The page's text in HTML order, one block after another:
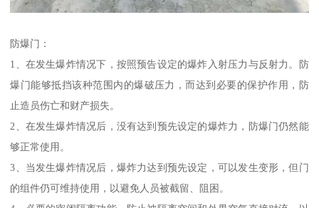
防爆门：
1、在发生爆炸情况下，按照预告设定的爆炸入射压力与反射力。防
爆门能够抵挡该种范围内的爆破压力，而达到必要的保护作用，防
止造员伤亡和财产损失。
2、在发生爆炸情况后，没有达到预先设定的爆炸力，防爆门仍然能
够正常使用。
3、当发生爆炸情况后，爆炸力达到预先设定，可以发生变形，但门
的组件仍可维持使用，以避免人员被截留、阻困。